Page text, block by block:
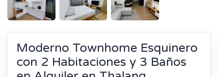
Moderno Townhome Esquinero
con 2 Habitaciones y 3 Baños